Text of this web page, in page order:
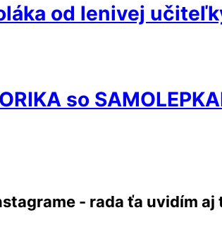
od lenivej
so
- rada ťa uvidím aj